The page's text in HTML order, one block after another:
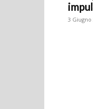
3 Giugno